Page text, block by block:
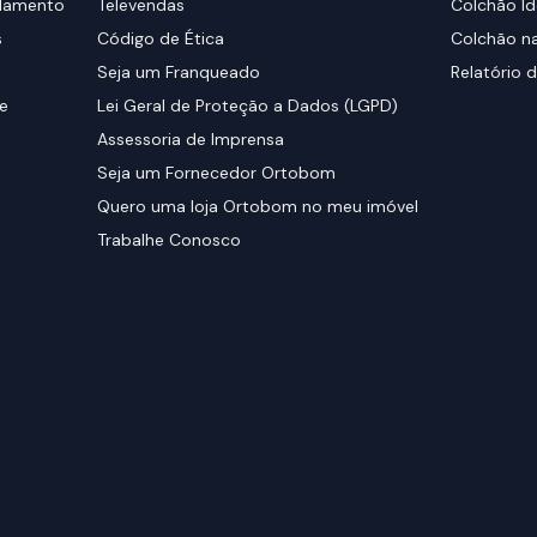
Televendas
Código de Ética
Seja um Franqueado
Lei Geral de Proteção a Dados (LGPD)
Assessoria de Imprensa
Seja um Fornecedor Ortobom
Quero uma loja Ortobom no meu imóvel
Trabalhe Conosco
Colchão
Colchão
Relatório